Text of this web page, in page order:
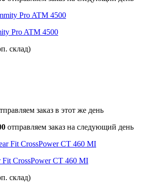
Pro ATM 4500
склад)
заказ в этот же день
отправляем заказ на следующий день
Fit CrossPower CT 460 MI
склад)